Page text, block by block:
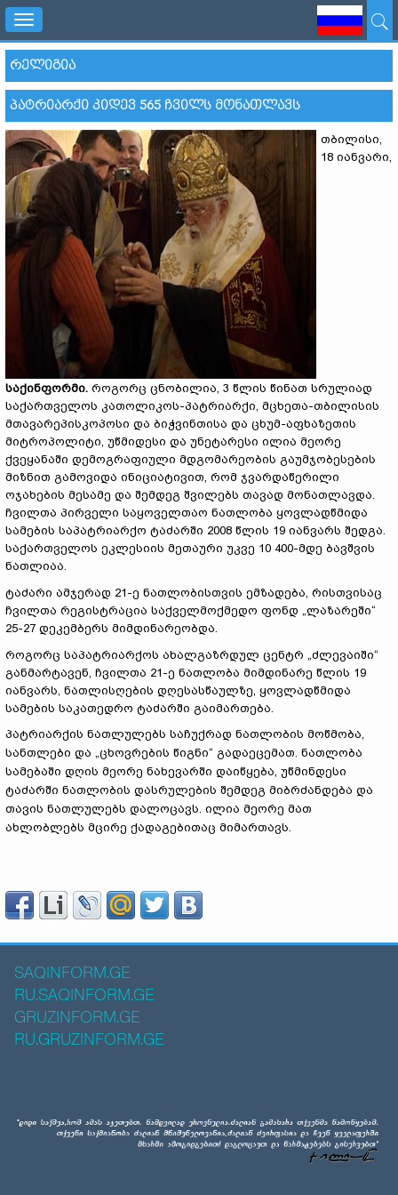
Toggle
navigation
ᲠᲔᲚᲘᲒᲘᲐ
ᲞᲐᲢᲠᲘᲐᲠᲥᲘ ᲙᲘᲓᲔᲕ 565 ᲩᲕᲘᲚᲡ ᲛᲝᲜᲐᲗᲚᲐᲕᲡ
თბილისი,
18 იანვარი,
საქინფორმი. როგორც ცნობილია, 3 წლის წინათ სრულიად
საქართველოს კათოლიკოს-პატრიარქი, მცხეთა-თბილისის
მთავარეპისკოპოსი და ბიჭვინთისა და ცხუმ-აფხაზეთის
მიტროპოლიტი, უწმიდესი და უნეტარესი ილია მეორე
ქვეყანაში დემოგრაფიული მდგომარეობის გაუმჯობესების
მიზნით გამოვიდა ინიციატივით, რომ ჯვარდაწერილი
ოჯახების მესამე და შემდეგ შვილებს თავად მონათლავდა.
ჩვილთა პირველი საყოველთაო ნათლობა ყოვლადწმიდა
სამების საპატრიარქო ტაძარში 2008 წლის 19 იანვარს შედგა.
საქართველოს ეკლესიის მეთაური უკვე 10 400-მდე ბავშვის
ნათლიაა.
ტაძარი ამჯერად 21-ე ნათლობისთვის ემზადება, რისთვისაც
ჩვილთა რეგისტრაცია საქველმოქმედო ფონდ „ლაზარეში“
25-27 დეკემბერს მიმდინარეობდა.
როგორც საპატრიარქოს ახალგაზრდულ ცენტრ „ძლევაიში“
განმარტავენ, ჩვილთა 21-ე ნათლობა მიმდინარე წლის 19
იანვარს, ნათლისღების დღესასწაულზე, ყოვლადწმიდა
სამების საკათედრო ტაძარში გაიმართება.
პატრიარქის ნათლულებს საჩუქრად ნათლობის მოწმობა,
სანთლები და „ცხოვრების წიგნი“ გადაეცემათ. ნათლობა
სამებაში დღის მეორე ნახევარში დაიწყება, უწმინდესი
ტაძარში ნათლობის დასრულების შემდეგ მიბრძანდება და
თავის ნათლულებს დალოცავს. ილია მეორე მათ
ახლობლებს მცირე ქადაგებითაც მიმართავს.
SAQINFORM.GE
RU.SAQINFORM.GE
GRUZINFORM.GE
RU.GRUZINFORM.GE